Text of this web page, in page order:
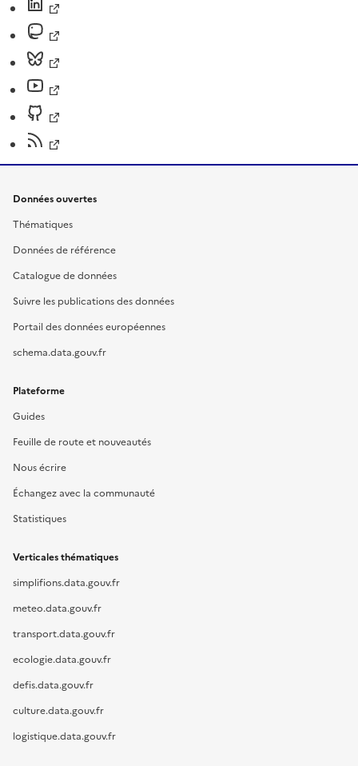
Données ouvertes
Thématiques
Données de référence
Catalogue de données
Suivre les publications des données
Portail des données européennes
schema.data.gouv.fr
Plateforme
Guides
Feuille de route et nouveautés
Nous écrire
Échangez avec la communauté
Statistiques
Verticales thématiques
simplifions.data.gouv.fr
meteo.data.gouv.fr
transport.data.gouv.fr
ecologie.data.gouv.fr
defis.data.gouv.fr
culture.data.gouv.fr
logistique.data.gouv.fr